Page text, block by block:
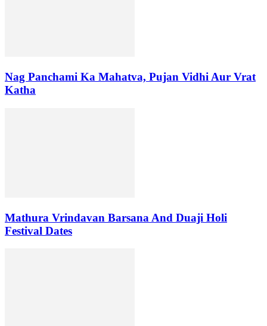
Nag Panchami Ka Mahatva, Pujan Vidhi Aur Vrat
Katha
Mathura Vrindavan Barsana And Duaji Holi
Festival Dates